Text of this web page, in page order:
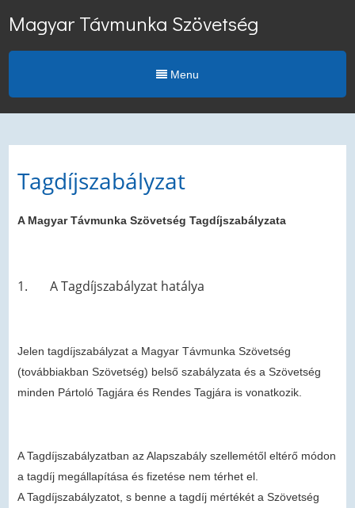
Magyar Távmunka Szövetség
Menu
Tagdíjszabályzat
A Magyar Távmunka Szövetség Tagdíjszabályzata
1. A Tagdíjszabályzat hatálya
Jelen tagdíjszabályzat a Magyar Távmunka Szövetség
(továbbiakban Szövetség) belső szabályzata és a Szövetség
minden Pártoló Tagjára és Rendes Tagjára is vonatkozik.
A Tagdíjszabályzatban az Alapszabály szellemétől eltérő módon
a tagdíj megállapítása és fizetése nem térhet el.
A Tagdíjszabályzatot, s benne a tagdíj mértékét a Szövetség